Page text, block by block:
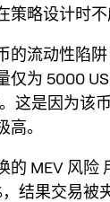
策略设计时不
的流动性陷
仅为 5000
这是因为该
。
的 MEV 风险
，结果交易被